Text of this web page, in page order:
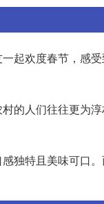
起欢度春节，感
的人们往往更为
独特且美味可口